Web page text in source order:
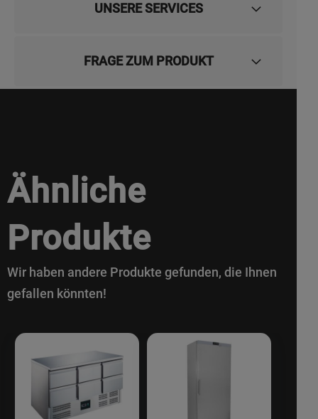
UNSERE SERVICES
FRAGE ZUM PRODUKT
Ähnliche
Produkte
Wir haben andere Produkte gefunden, die Ihnen
gefallen könnten!